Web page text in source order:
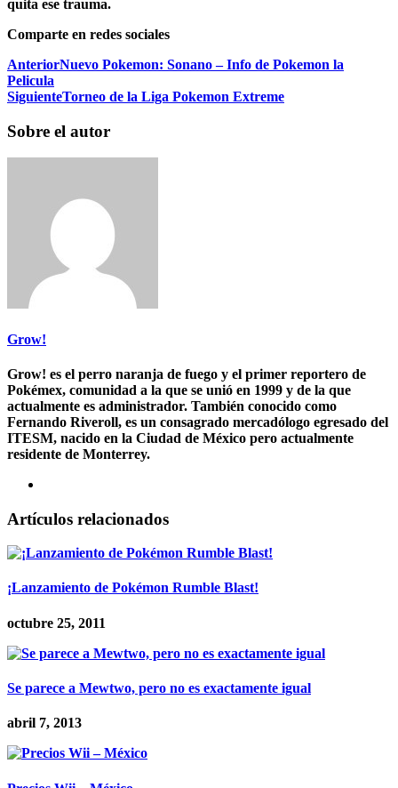
quita ese trauma.
Comparte en redes sociales
AnteriorNuevo Pokemon: Sonano – Info de Pokemon la
Pelicula
SiguienteTorneo de la Liga Pokemon Extreme
Sobre el autor
Grow!
Grow! es el perro naranja de fuego y el primer reportero de
Pokémex, comunidad a la que se unió en 1999 y de la que
actualmente es administrador. También conocido como
Fernando Riveroll, es un consagrado mercadólogo egresado del
ITESM, nacido en la Ciudad de México pero actualmente
residente de Monterrey.
Artículos relacionados
¡Lanzamiento de Pokémon Rumble Blast!
octubre 25, 2011
Se parece a Mewtwo, pero no es exactamente igual
abril 7, 2013